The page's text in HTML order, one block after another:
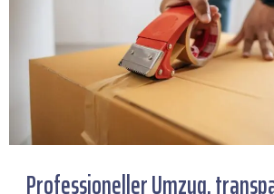
Professioneller Umzug,